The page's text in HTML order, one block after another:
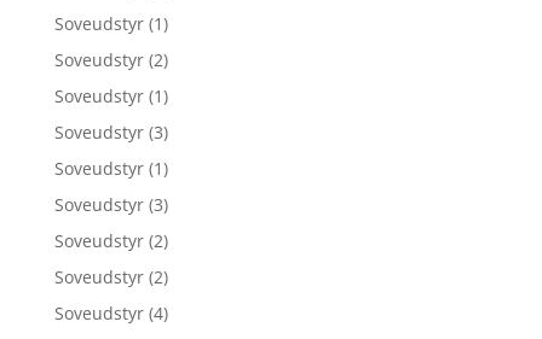
Soveudstyr (1)
Soveudstyr (2)
Soveudstyr (1)
Soveudstyr (3)
Soveudstyr (1)
Soveudstyr (3)
Soveudstyr (2)
Soveudstyr (2)
Soveudstyr (4)